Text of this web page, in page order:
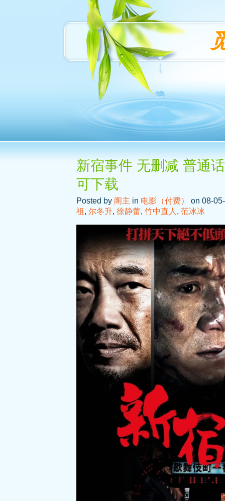
新宿事件 无删减 普通
可下载
Posted by 阁主 in 电影（付费）
on 08-
祖 , 尔冬升, 徐静蕾, 竹中直人 , 范冰冰